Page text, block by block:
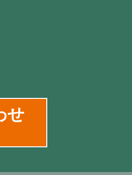
せ